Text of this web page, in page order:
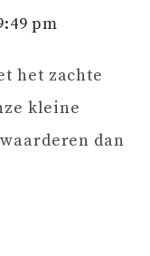
pm
het zachte
kleine
dan